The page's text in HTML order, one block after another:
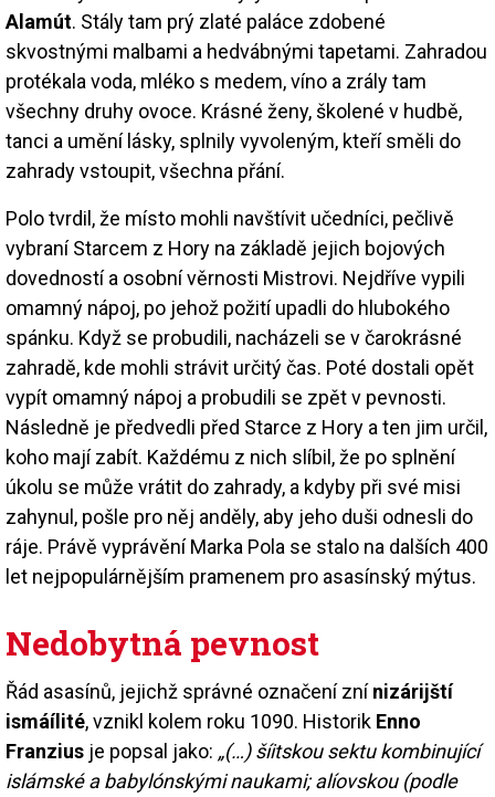
Alamút. Stály tam prý zlaté paláce zdobené
skvostnými malbami a hedvábnými tapetami. Zahradou
protékala voda, mléko s medem, víno a zrály tam
všechny druhy ovoce. Krásné ženy, školené v hudbě,
tanci a umění lásky, splnily vyvoleným, kteří směli do
zahrady vstoupit, všechna přání.
Polo tvrdil, že místo mohli navštívit učedníci, pečlivě
vybraní Starcem z Hory na základě jejich bojových
dovedností a osobní věrnosti Mistrovi. Nejdříve vypili
omamný nápoj, po jehož požití upadli do hlubokého
spánku. Když se probudili, nacházeli se v čarokrásné
zahradě, kde mohli strávit určitý čas. Poté dostali opět
vypít omamný nápoj a probudili se zpět v pevnosti.
Následně je předvedli před Starce z Hory a ten jim určil,
koho mají zabít. Každému z nich slíbil, že po splnění
úkolu se může vrátit do zahrady, a kdyby při své misi
zahynul, pošle pro něj anděly, aby jeho duši odnesli do
ráje. Právě vyprávění Marka Pola se stalo na dalších 400
let nejpopulárnějším pramenem pro asasínský mýtus.
Nedobytná pevnost
Řád asasínů, jejichž správné označení znínizárijští
ismáílité, vznikl kolem roku 1090. Historik Enno
Franzius je popsal jako: „(…) šíitskou sektu kombinující
islámské a babylónskými naukami; alíovskou (podle